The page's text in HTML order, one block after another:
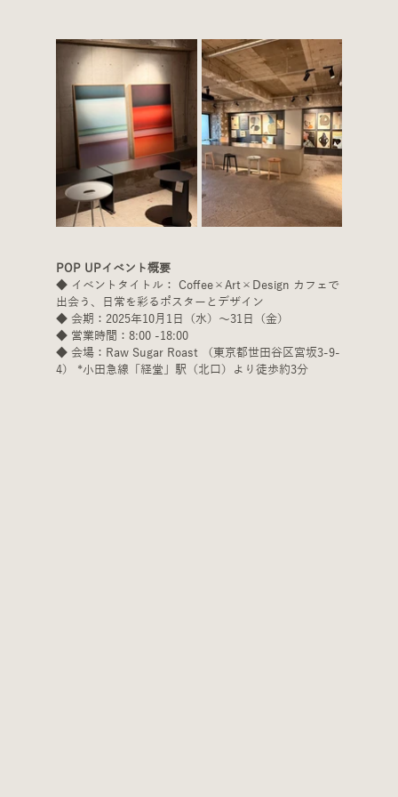
POP UPイベント概要
◆ イベントタイトル： Coffee×Art×Design カフェで
出会う、日常を彩るポスターとデザイン
◆ 会期：2025年10月1日（水）〜31日（金）
◆ 営業時間：8:00 -18:00
◆ 会場：Raw Sugar Roast （東京都世田谷区宮坂3-9-
4） *小田急線「経堂」駅（北口）より徒歩約3分